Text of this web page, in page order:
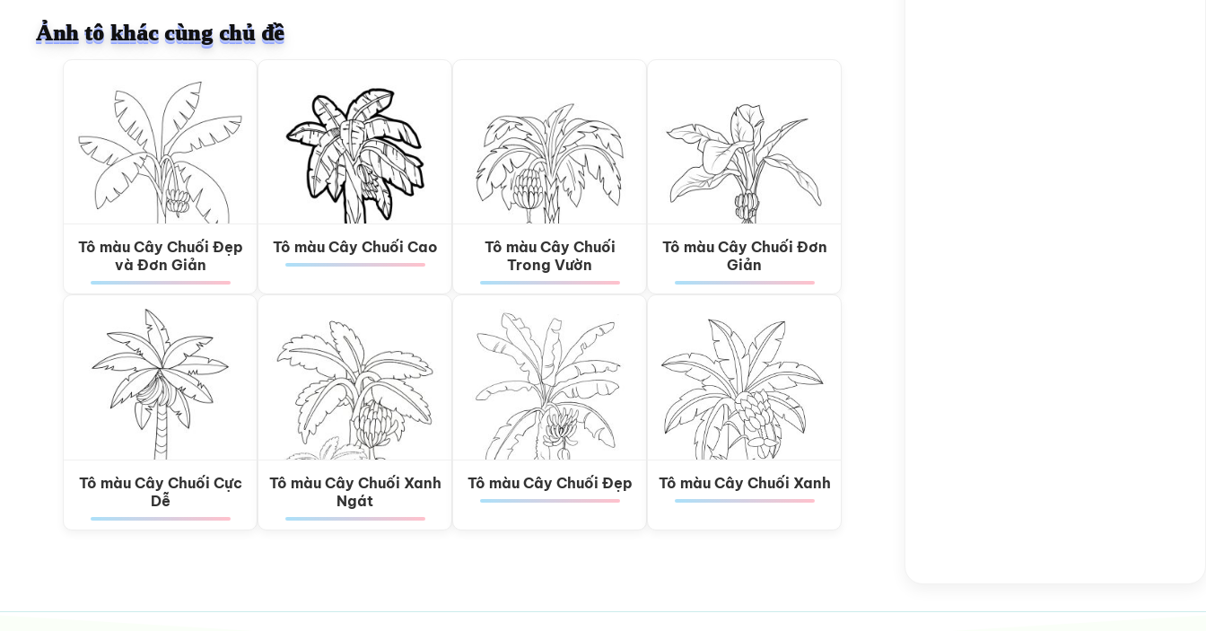
Ảnh tô khác cùng chủ đề
Tô màu Cây Chuối Đẹp
và Đơn Giản
Tô màu Cây Chuối Cao
Tô màu Cây Chuối
Trong Vườn
Tô màu Cây Chuối Đơn
Giản
Tô màu Cây Chuối Cực
Dễ
Tô màu Cây Chuối Xanh
Ngát
Tô màu Cây Chuối Đẹp Tô màu Cây Chuối Xanh